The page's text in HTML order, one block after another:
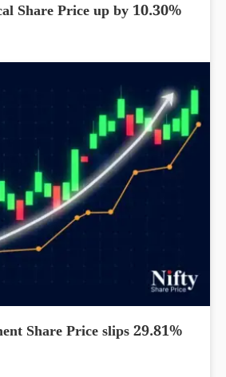
Share Price up by 10.30%
Share Price slips 29.81%